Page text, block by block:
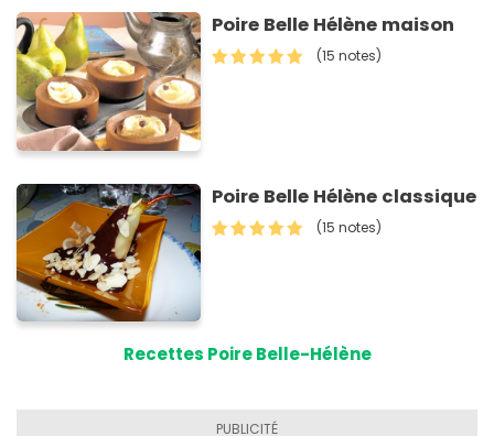
Poire Belle Hélène maison
(15 notes)
Poire Belle Hélène classique
(15 notes)
Recettes Poire Belle-Hélène